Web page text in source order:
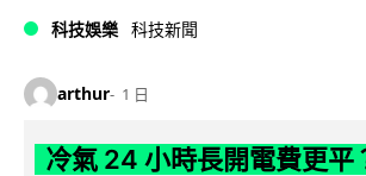
科技娛樂 科技新聞
arthur 1 日
冷氣 24 小時長開電費更平